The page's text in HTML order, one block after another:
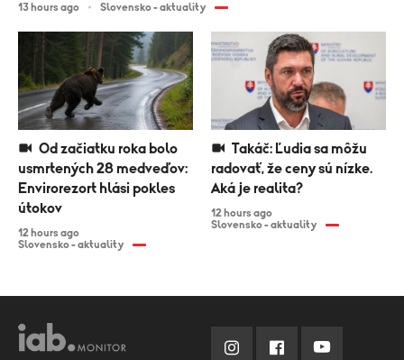
usmrtených 28 medveďov:
Envirorezort hlási pokles
útokov
12 hours ago
Slovensko - aktuality
radovať, že ceny sú nízke.
Aká je realita?
12 hours ago
Slovensko - aktuality
13 hours ago Slovensko - aktuality